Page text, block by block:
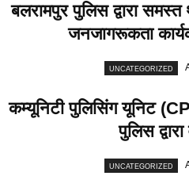
बलरामपुर पुलिस द्वारा
जनजागरूकता
UNCATEGORIZED
कम्यूनिटी पुलिसिंग यूनिट
पुलिस
UNCATEGORIZED